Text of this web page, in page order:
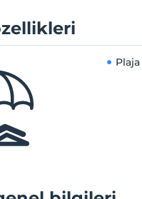
Plaja